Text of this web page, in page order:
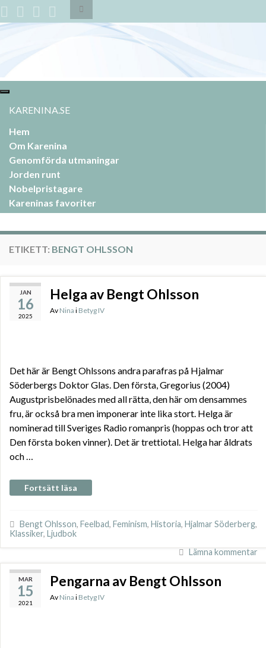
Slå
på/av
sökformulär
Slå
navigering
KARENINA.SE
Hem
Om Karenina
Genomförda utmaningar
Jorden runt
Nobelpristagare
Kareninas favoriter
ETIKETT: BENGT OHLSSON
JAN
16
2025
Helga av Bengt Ohlsson
Av Nina i Betyg IV
Det här är Bengt Ohlssons andra parafras på Hjalmar
Söderbergs Doktor Glas. Den första, Gregorius (2004)
Augustprisbelönades med all rätta, den här om densammes
fru, är också bra men imponerar inte lika stort. Helga är
nominerad till Sveriges Radio romanpris (hoppas och tror att
Den första boken vinner). Det är trettiotal. Helga har åldrats
och …
Fortsätt läsa
Bengt Ohlsson, Feelbad, Feminism, Historia, Hjalmar Söderberg,
Klassiker, Ljudbok
Lämna kommentar
MAR
15
2021
Pengarna av Bengt Ohlsson
Av Nina i Betyg IV